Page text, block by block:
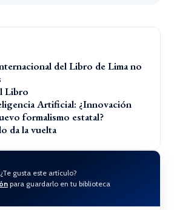
del Libro de Lima no
Libro
Artificial: ¿Innovación
formalismo estatal?
da la vuelta
¿Te gusta este artículo?
para guardarlo en tu biblioteca